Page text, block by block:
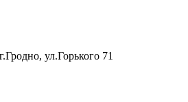
ул.Горького 71